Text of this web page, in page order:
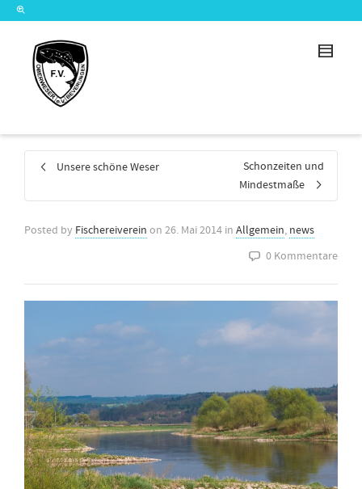
Unsere schöne Weser
Schonzeiten und
Mindestmaße
Posted by Fischereiverein on 26. Mai 2014 in Allgemein, news
0 Kommentare